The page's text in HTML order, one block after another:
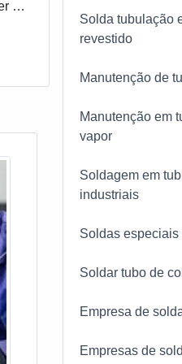
a
é
Solda tubulação
revestido
Manutenção de
Manutenção em
vapor
Soldagem em
industriais
Soldas especiais
Soldar tubo de
Empresa de
Empresas de